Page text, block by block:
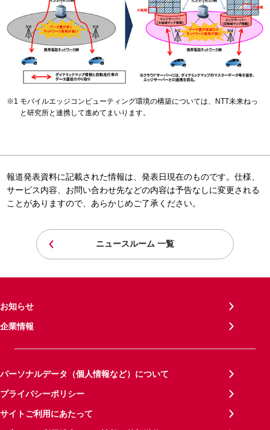
モバイルエッジコンピューティング環境の構築については、NTT未来ねっ
と研究所と連携して進めてまいります。
報道発表資料に記載された情報は、発表日現在のものです。仕様、
サービス内容、お問い合わせ先などの内容は予告なしに変更される
ことがありますので、あらかじめご了承ください。
ニュースルーム 一覧
お知らせ
企業情報
パーソナルデータ（個人情報など）について
プライバシーポリシー
サイトご利用にあたって